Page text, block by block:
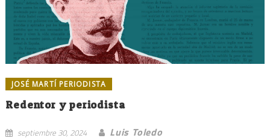
JOSÉ MARTÍ PERIODISTA
Redentor y periodista
septiembre 30, 2024
Luis Toledo